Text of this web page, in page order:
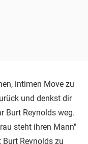
intimen Move zu
und denkst dir
Burt Reynolds weg.
steht ihren Mann"
Reynolds zu